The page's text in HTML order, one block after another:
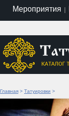
Мероприятия |
Главная > Татуировки >